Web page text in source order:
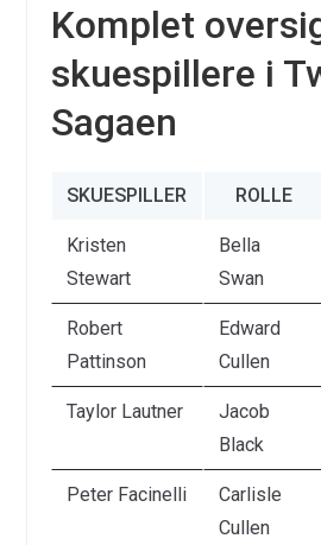
Komplet
skuespillere i
Sagaen
SKUESPILLER ROLLE
Kristen
Stewart
Bella
Swan
Robert
Pattinson
Edward
Cullen
Taylor Lautner
Jacob
Black
Peter Facinelli
Carlisle
Cullen